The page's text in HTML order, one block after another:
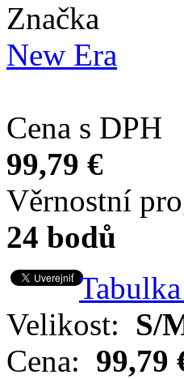
Značka
New Era
Cena s DPH
99,79 €
Věrnostní
24 bodů
Velikost: S/
Cena: 99,79